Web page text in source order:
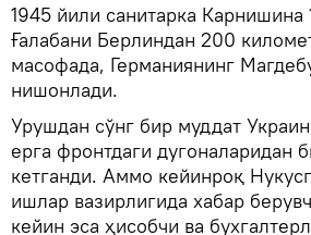
1945 йили санитарка
Ғалабани Берлиндан 200
масофада, Германиянинг
нишонлади.
Урушдан сўнг бир муддат
ерга фронтдаги дугоналаридан
кетганди. Аммо кейинроқ
ишлар вазирлигида хабар
кейин эса ҳисобчи ва